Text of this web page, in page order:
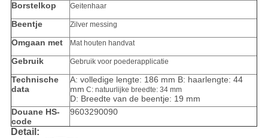
Borstelkop
Geitenhaar
Beentje Zilver messing
Omgaan met Mat houten handvat
Gebruik Gebruik voor poederapplicatie
Technische
data
A: volledige lengte: 186 mm B: haarlengte: 44
mm C: natuurlijke breedte: 34 mm
D: Breedte van de beentje: 19 mm
Douane HS-
code
9603290090
Detail: